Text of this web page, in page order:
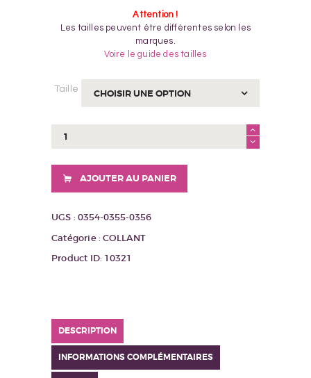
Attention !
Les tailles peuvent être différentes selon les
marques.
Voire le guide des tailles
Taille
AJOUTER AU PANIER
UGS :0354-0355-0356
Catégorie :COLLANT
Product ID: 10321
DESCRIPTION
INFORMATIONS COMPLÉMENTAIRES